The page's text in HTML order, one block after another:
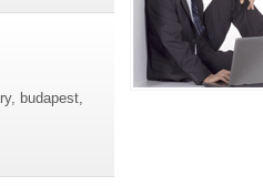
budapest,